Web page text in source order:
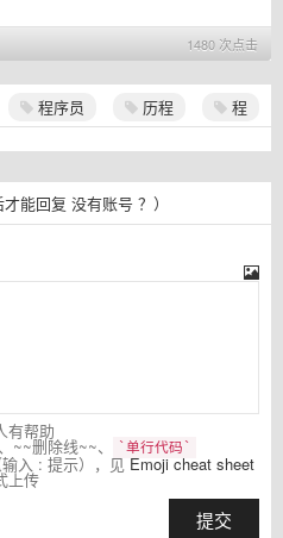
1480 次点击
程序员 历程 程
才能回复 没有账号 ？）
有帮助
、~~删除线~~、 `单行代码`
入 : 提示），见 Emoji cheat sheet
上传
提交